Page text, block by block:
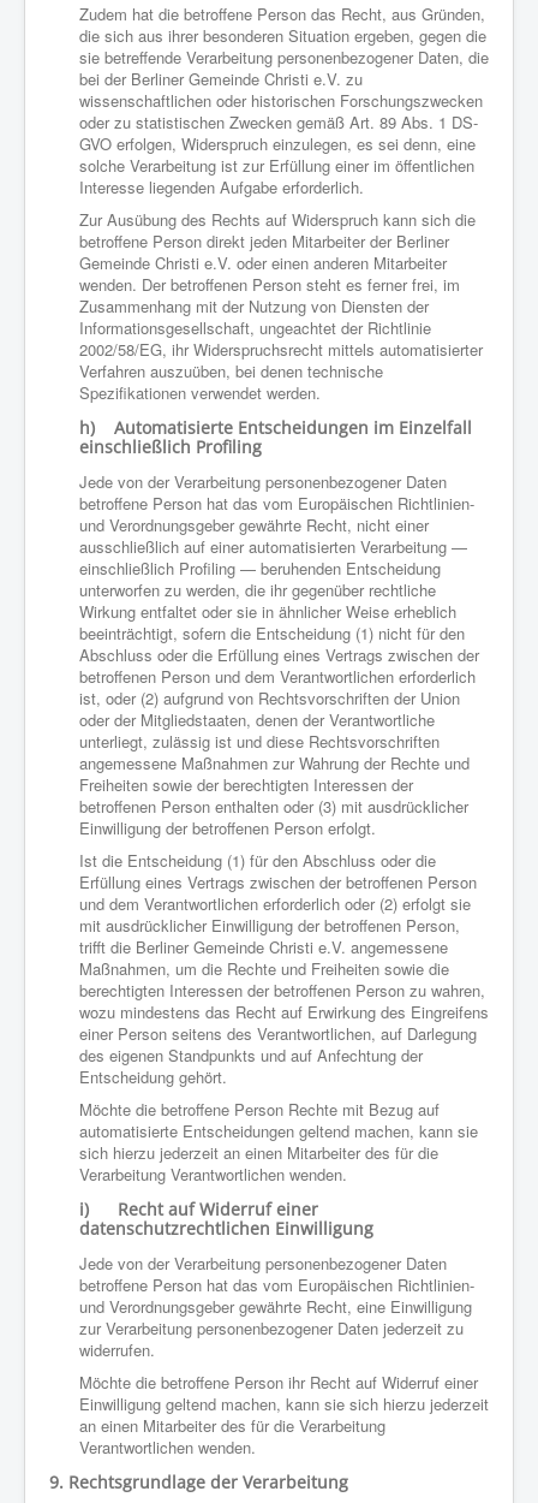
Zudem hat die betroffene Person das Recht, aus Gründen,
die sich aus ihrer besonderen Situation ergeben, gegen die
sie betreffende Verarbeitung personenbezogener Daten, die
bei der Berliner Gemeinde Christi e.V. zu
wissenschaftlichen oder historischen Forschungszwecken
oder zu statistischen Zwecken gemäß Art. 89 Abs. 1 DS-
GVO erfolgen, Widerspruch einzulegen, es sei denn, eine
solche Verarbeitung ist zur Erfüllung einer im öffentlichen
Interesse liegenden Aufgabe erforderlich.
Zur Ausübung des Rechts auf Widerspruch kann sich die
betroffene Person direkt jeden Mitarbeiter der Berliner
Gemeinde Christi e.V. oder einen anderen Mitarbeiter
wenden. Der betroffenen Person steht es ferner frei, im
Zusammenhang mit der Nutzung von Diensten der
Informationsgesellschaft, ungeachtet der Richtlinie
2002/58/EG, ihr Widerspruchsrecht mittels automatisierter
Verfahren auszuüben, bei denen technische
Spezifikationen verwendet werden.
h) Automatisierte Entscheidungen im Einzelfall
einschließlich Profiling
Jede von der Verarbeitung personenbezogener Daten
betroffene Person hat das vom Europäischen Richtlinien-
und Verordnungsgeber gewährte Recht, nicht einer
ausschließlich auf einer automatisierten Verarbeitung —
einschließlich Profiling — beruhenden Entscheidung
unterworfen zu werden, die ihr gegenüber rechtliche
Wirkung entfaltet oder sie in ähnlicher Weise erheblich
beeinträchtigt, sofern die Entscheidung (1) nicht für den
Abschluss oder die Erfüllung eines Vertrags zwischen der
betroffenen Person und dem Verantwortlichen erforderlich
ist, oder (2) aufgrund von Rechtsvorschriften der Union
oder der Mitgliedstaaten, denen der Verantwortliche
unterliegt, zulässig ist und diese Rechtsvorschriften
angemessene Maßnahmen zur Wahrung der Rechte und
Freiheiten sowie der berechtigten Interessen der
betroffenen Person enthalten oder (3) mit ausdrücklicher
Einwilligung der betroffenen Person erfolgt.
Ist die Entscheidung (1) für den Abschluss oder die
Erfüllung eines Vertrags zwischen der betroffenen Person
und dem Verantwortlichen erforderlich oder (2) erfolgt sie
mit ausdrücklicher Einwilligung der betroffenen Person,
trifft die Berliner Gemeinde Christi e.V. angemessene
Maßnahmen, um die Rechte und Freiheiten sowie die
berechtigten Interessen der betroffenen Person zu wahren,
wozu mindestens das Recht auf Erwirkung des Eingreifens
einer Person seitens des Verantwortlichen, auf Darlegung
des eigenen Standpunkts und auf Anfechtung der
Entscheidung gehört.
Möchte die betroffene Person Rechte mit Bezug auf
automatisierte Entscheidungen geltend machen, kann sie
sich hierzu jederzeit an einen Mitarbeiter des für die
Verarbeitung Verantwortlichen wenden.
i) Recht auf Widerruf einer
datenschutzrechtlichen Einwilligung
Jede von der Verarbeitung personenbezogener Daten
betroffene Person hat das vom Europäischen Richtlinien-
und Verordnungsgeber gewährte Recht, eine Einwilligung
zur Verarbeitung personenbezogener Daten jederzeit zu
widerrufen.
Möchte die betroffene Person ihr Recht auf Widerruf einer
Einwilligung geltend machen, kann sie sich hierzu jederzeit
an einen Mitarbeiter des für die Verarbeitung
Verantwortlichen wenden.
9. Rechtsgrundlage der Verarbeitung